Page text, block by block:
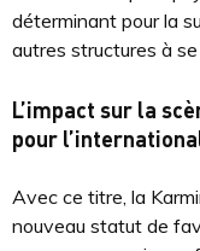
déterminant pour la
autres structures à
L’impact sur la
pour
Avec ce titre, la
nouveau statut de